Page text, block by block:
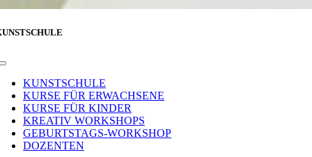
Toggle
NavigationKUNSTSCHULE
KURSE FÜR ERWACHSENE
KURSE FÜR KINDER
KREATIV WORKSHOPS
GEBURTSTAGS-WORKSHOP
DOZENTEN